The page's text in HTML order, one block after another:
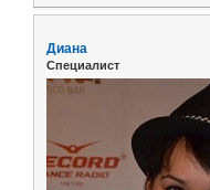
Диана
Специалист